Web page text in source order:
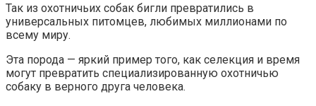
Так из охотничьих собак бигли превратились в
универсальных питомцев, любимых миллионами по
всему миру.
Эта порода — яркий пример того, как селекция и время
могут превратить специализированную охотничью
собаку в верного друга человека.